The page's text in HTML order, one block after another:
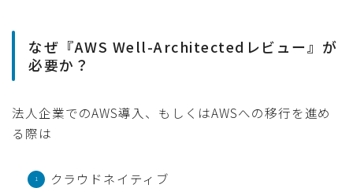
なぜ『AWS Well-Architectedレビュー』が
必要か？
法人企業でのAWS導入、もしくはAWSへの移行を進め
る際は
クラウドネイティブ